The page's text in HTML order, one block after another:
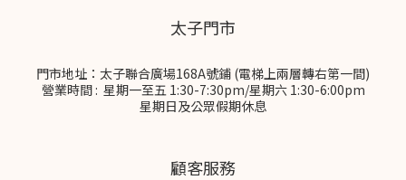
太子門市
門市地址：太子聯合廣場168A號鋪 (電梯上兩層轉右第一間)
營業時間 : 星期一至五 1:30-7:30pm/星期六 1:30-6:00pm
星期日及公眾假期休息
顧客服務